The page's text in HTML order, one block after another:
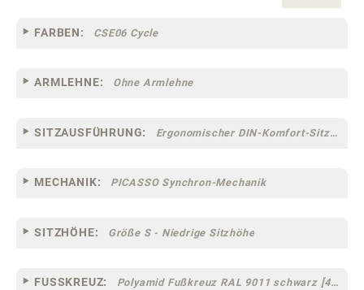
FARBEN: CSE06 Cycle
ARMLEHNE: Ohne Armlehne
SITZAUSFÜHRUNG: Ergonomischer DIN-Komfort-Sitz [75]
MECHANIK: PICASSO Synchron-Mechanik
SITZHÖHE: Größe S - Niedrige Sitzhöhe
FUSSKREUZ: Polyamid Fußkreuz RAL 9011 schwarz [44]